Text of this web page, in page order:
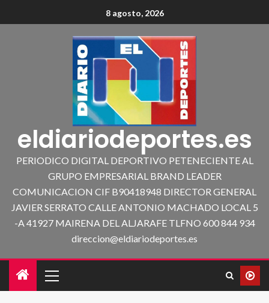
8 agosto, 2026
eldiariodeportes.es
PERIODICO DIGITAL DEPORTIVO PETENECIENTE AL
GRUPO EMPRESARIAL BRAND LEADER
COMUNICACION CIF B90418948 DIRECTOR GENERAL
JAVIER SERRATO CALLE ANTONIO MACHADO LOCAL 5
-A 41927 MAIRENA DEL ALJARAFE TLFNO 600 844 934
direccion@eldiariodeportes.es